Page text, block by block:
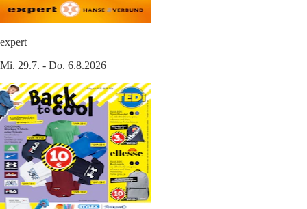
expert
Mi. 29.7. - Do. 6.8.2026